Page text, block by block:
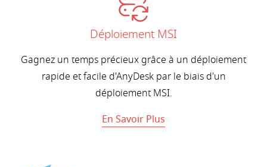
Déploiement MSI
Gagnez un temps précieux grâce à un déploiement
rapide et facile d'AnyDesk par le biais d'un
déploiement MSI.
En Savoir Plus